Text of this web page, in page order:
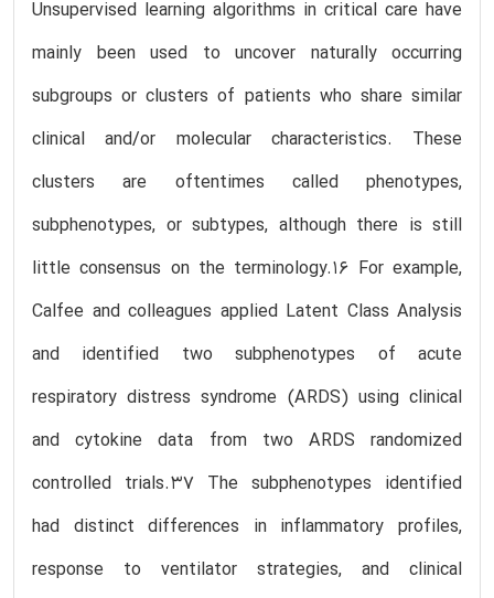
Unsupervised learning algorithms in critical care have
mainly been used to uncover naturally occurring
subgroups or clusters of patients who share similar
clinical and/or molecular characteristics. These
clusters are oftentimes called phenotypes,
subphenotypes, or subtypes, although there is still
little consensus on the terminology.16 For example,
Calfee and colleagues applied Latent Class Analysis
and identified two subphenotypes of acute
respiratory distress syndrome (ARDS) using clinical
and cytokine data from two ARDS randomized
controlled trials.37 The subphenotypes identified
had distinct differences in inflammatory profiles,
response to ventilator strategies, and clinical